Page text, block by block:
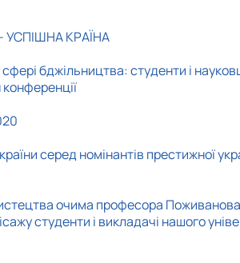
КРАЇНА
сфері бджільництва: студенти і
серед номінантів престижної
очима професора
студенти і викладачі нашого